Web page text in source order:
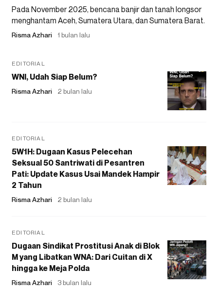
Pada November 2025, bencana banjir dan tanah longsor
menghantam Aceh, Sumatera Utara, dan Sumatera Barat.
Risma Azhari 1 bulan lalu
EDITORIAL
WNI, Udah Siap Belum?
Risma Azhari 2 bulan lalu
EDITORIAL
5W1H: Dugaan Kasus Pelecehan
Seksual 50 Santriwati di Pesantren
Pati: Update Kasus Usai Mandek Hampir
2 Tahun
Risma Azhari 2 bulan lalu
EDITORIAL
Dugaan Sindikat Prostitusi Anak di Blok
M yang Libatkan WNA: Dari Cuitan di X
hingga ke Meja Polda
Risma Azhari 3 bulan lalu